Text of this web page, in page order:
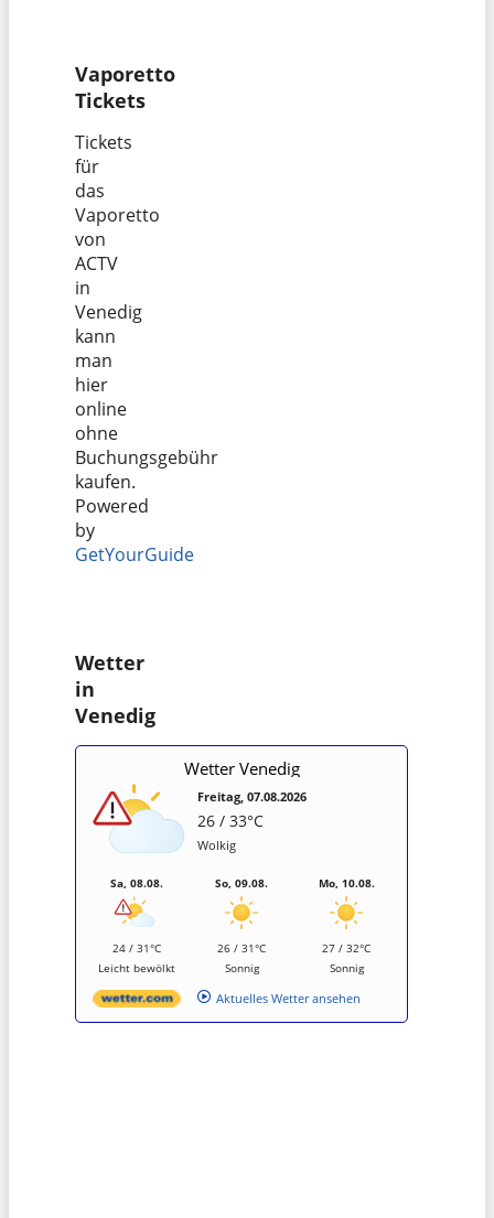
Vaporetto
Tickets
Tickets
für
das
Vaporetto
von
ACTV
in
Venedig
kann
man
hier
online
ohne
Buchungsgebühr
kaufen.
Powered
by
GetYourGuide
Wetter
in
Venedig
Wetter Venedig
Freitag, 07.08.2026
26 / 33°C
Wolkig
Sa, 08.08.
24 / 31°C
Leicht bewölkt
So, 09.08.
26 / 31°C
Sonnig
Mo, 10.08.
27 / 32°C
Sonnig
Aktuelles Wetter ansehen